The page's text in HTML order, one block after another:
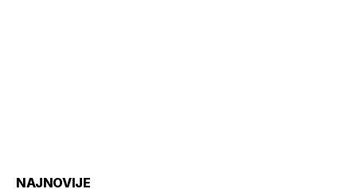
NAJNOVIJE